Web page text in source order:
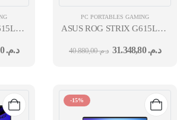
16'' WUXGA U9-
د.م.36.948,80
PC PORTABLES GAMING
ASUS ROG STRIX G615LR
د.م.40.880,00 د.م.31.348,80
-15%